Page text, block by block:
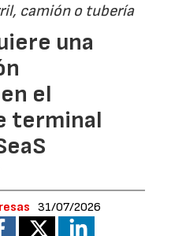
camión o tubería
una
el
terminal
31/07/2026